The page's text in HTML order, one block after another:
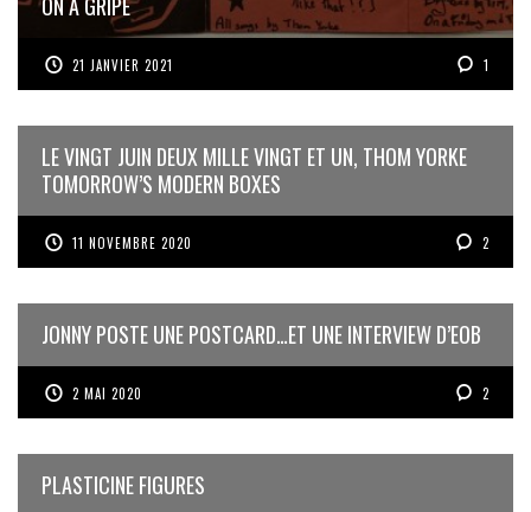
ON A GRIPE
21 JANVIER 2021 1
LE VINGT JUIN DEUX MILLE VINGT ET UN, THOM YORKE
TOMORROW’S MODERN BOXES
11 NOVEMBRE 2020 2
JONNY POSTE UNE POSTCARD…ET UNE INTERVIEW D’EOB
2 MAI 2020 2
PLASTICINE FIGURES